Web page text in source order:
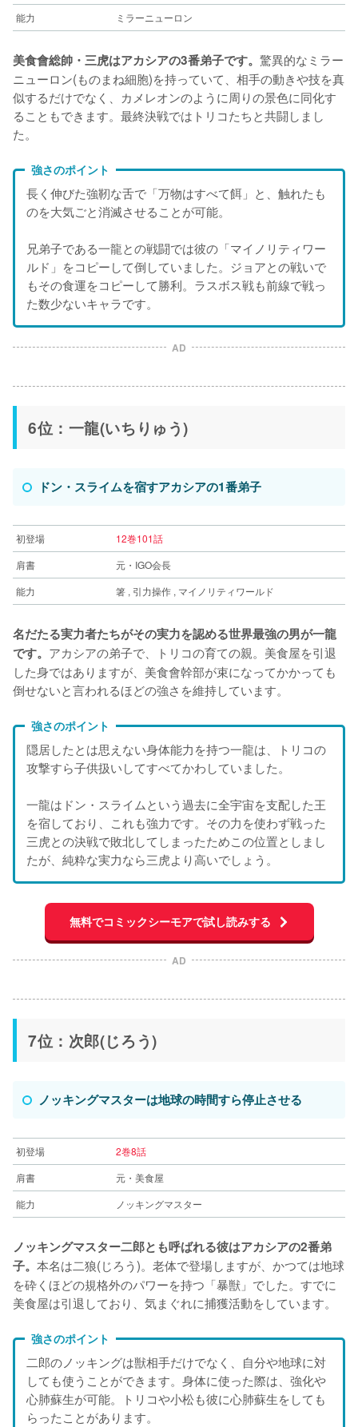
能力 ミラーニューロン
美食會総帥・三虎はアカシアの3番弟子です。 驚異的なミラー
ニューロン(ものまね細胞)を持っていて、相手の動きや技を真
似するだけでなく、カメレオンのように周りの景色に同化す
ることもできます。最終決戦ではトリコたちと共闘しまし
た。
強さのポイント
長く伸びた強靭な舌で「万物はすべて餌」と、触れたも
のを大気ごと消滅させることが可能。
兄弟子である一龍との戦闘では彼の「マイノリティワー
ルド」をコピーして倒していました。ジョアとの戦いで
もその食運をコピーして勝利。ラスボス戦も前線で戦っ
た数少ないキャラです。
AD
6位：一龍(いちりゅう)
ドン・スライムを宿すアカシアの1番弟子
初登場
12巻101話
肩書
元・IGO会長
能力
箸 , 引力操作 , マイノリティワールド
名だたる実力者たちがその実力を認める世界最強の男が一龍
です。 アカシアの弟子で、トリコの育ての親。美食屋を引退
した身ではありますが、美食會幹部が束になってかかっても
倒せないと言われるほどの強さを維持しています。
強さのポイント
隠居したとは思えない身体能力を持つ一龍は、トリコの
攻撃すら子供扱いしてすべてかわしていました。
一龍はドン・スライムという過去に全宇宙を支配した王
を宿しており、これも強力です。その力を使わず戦った
三虎との決戦で敗北してしまったためこの位置としまし
たが、純粋な実力なら三虎より高いでしょう。
無料でコミックシーモアで試し読みする
AD
7位：次郎(じろう)
ノッキングマスターは地球の時間すら停止させる
初登場
2巻8話
肩書
元・美食屋
能力
ノッキングマスター
ノッキングマスター二郎とも呼ばれる彼はアカシアの2番弟
子。 本名は二狼(じろう)。老体で登場しますが、かつては地球
を砕くほどの規格外のパワーを持つ「暴獣」でした。すでに
美食屋は引退しており、気まぐれに捕獲活動をしています。
強さのポイント
二郎のノッキングは獣相手だけでなく、自分や地球に対
しても使うことができます。身体に使った際は、強化や
心肺蘇生が可能。トリコや小松も彼に心肺蘇生をしても
らったことがあります。